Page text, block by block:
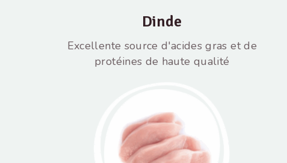
Dinde
Excellente source d'acides gras et de
protéines de haute qualité